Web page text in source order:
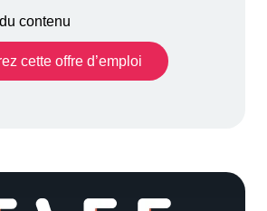
contenu
cette offre d’emploi